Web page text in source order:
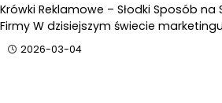
Krówki Reklamowe – Słodki Sposób
Firmy W dzisiejszym świecie
2026-03-04